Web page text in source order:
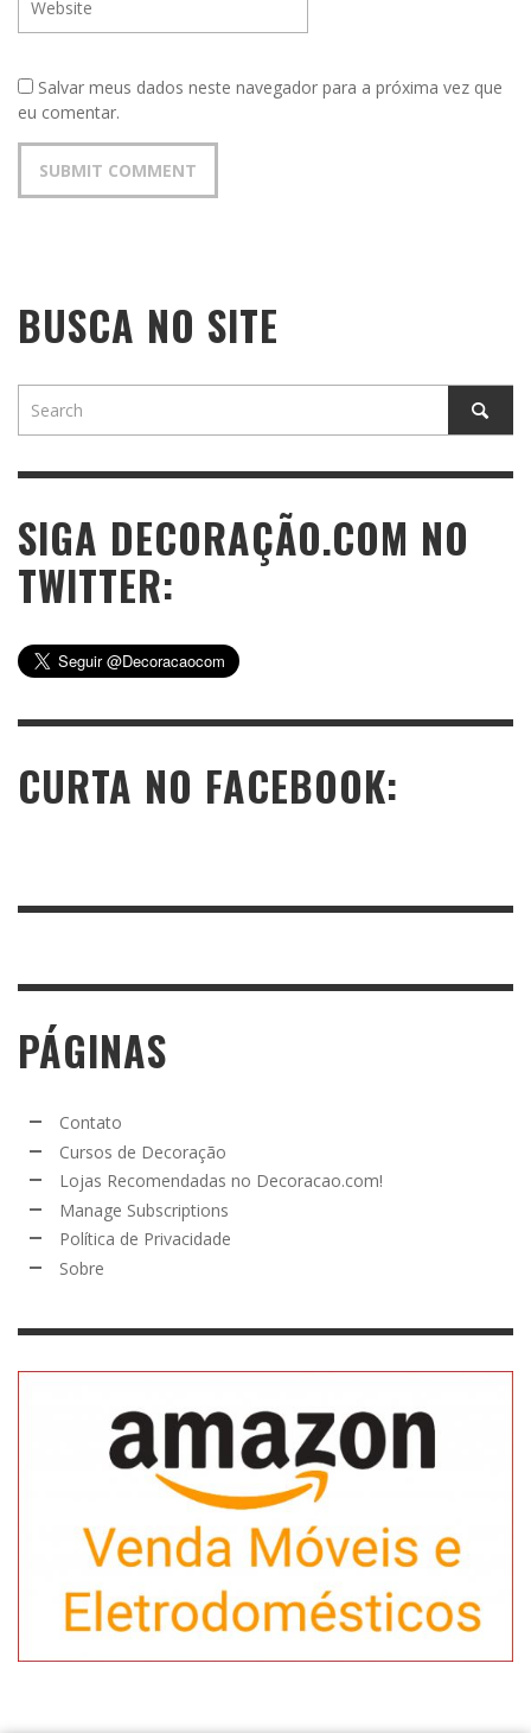
Salvar meus dados neste navegador para a próxima vez que
eu comentar.
BUSCA NO SITE
SIGA DECORAÇÃO.COM NO
TWITTER:
CURTA NO FACEBOOK:
PÁGINAS
Contato
Cursos de Decoração
Lojas Recomendadas no Decoracao.com!
Manage Subscriptions
Política de Privacidade
Sobre